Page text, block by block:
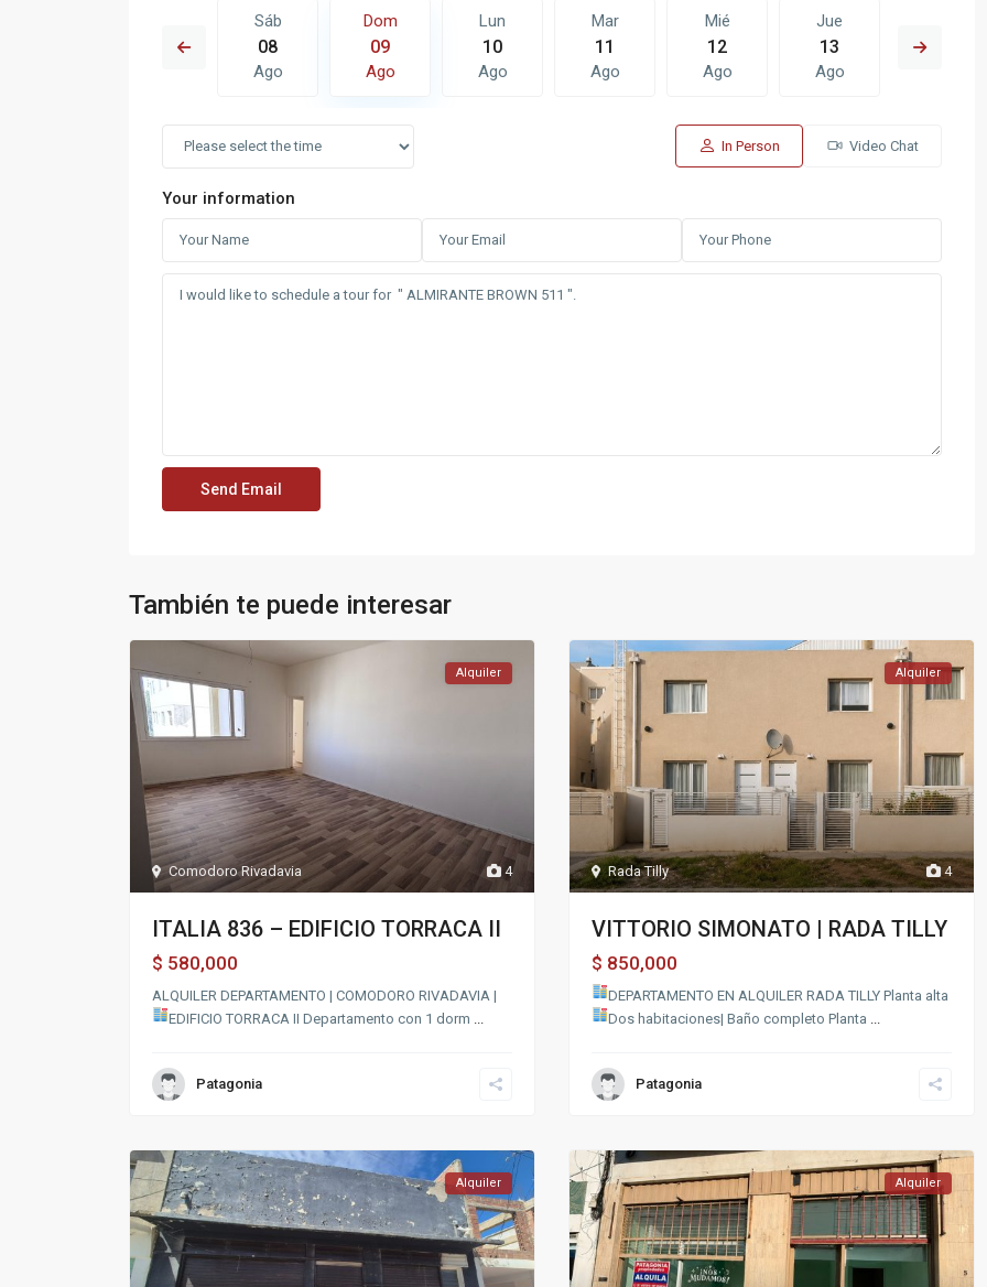
Sáb
08
Ago
Dom
09
Ago
Lun
10
Ago
Mar
11
Ago
Mié
12
Ago
Jue
13
Ago
In Person Video Chat
Your information
También te puede interesar
4
Comodoro Rivadavia
Alquiler
ITALIA 836 – EDIFICIO TORRACA II
$ 580,000
ALQUILER DEPARTAMENTO | COMODORO RIVADAVIA |
EDIFICIO TORRACA II Departamento con 1 dorm
Patagonia
4
Rada Tilly
Alquiler
VITTORIO SIMONATO | RADA TILLY
$ 850,000
DEPARTAMENTO EN ALQUILER RADA TILLY Planta alta
Dos habitaciones| Baño completo Planta
Patagonia
Alquiler Alquiler